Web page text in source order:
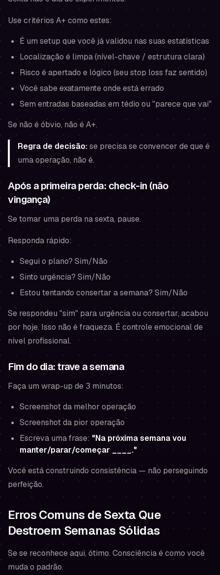
Use critérios A+ como estes:
É um setup que você já validou nas suas estatísticas
Localização é limpa (nível-chave / estrutura clara)
Risco é apertado e lógico (seu stop loss faz sentido)
Você sabe exatamente onde está errado
Sem entradas baseadas em tédio ou "parece que vai"
Se não é óbvio, não é A+.
Regra de decisão:se precisa se convencer de que é
uma operação, não é.
Após a primeira perda: check-in (não
vingança)
Se tomar uma perda na sexta, pause.
Responda rápido:
Segui o plano? Sim/Não
Sinto urgência? Sim/Não
Estou tentando consertar a semana? Sim/Não
Se respondeu "sim" para urgência ou consertar, acabou
por hoje. Isso não é fraqueza. É controle emocional de
nível profissional.
Fim do dia: trave a semana
Faça um wrap-up de 3 minutos:
Screenshot da melhor operação
Screenshot da pior operação
Escreva uma frase: "Na próxima semana vou
manter/parar/começar ____."
Você está construindo consistência — não perseguindo
perfeição.
Erros Comuns de Sexta Que
Destroem Semanas Sólidas
Se se reconhece aqui, ótimo. Consciência é como você
muda o padrão.